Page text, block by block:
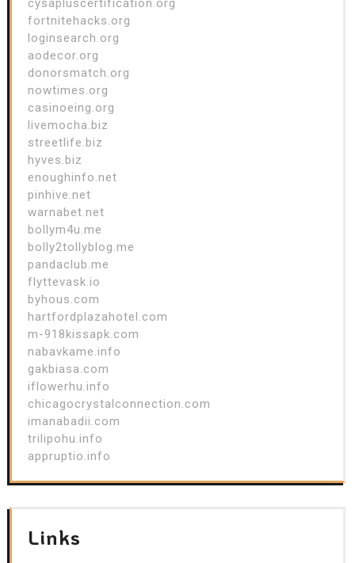
cysapluscertification.org
fortnitehacks.org
loginsearch.org
aodecor.org
donorsmatch.org
nowtimes.org
casinoeing.org
livemocha.biz
streetlife.biz
hyves.biz
enoughinfo.net
pinhive.net
warnabet.net
bollym4u.me
bolly2tollyblog.me
pandaclub.me
flyttevask.io
byhous.com
hartfordplazahotel.com
m-918kissapk.com
nabavkame.info
gakbiasa.com
iflowerhu.info
chicagocrystalconnection.com
imanabadii.com
trilipohu.info
appruptio.info
Links